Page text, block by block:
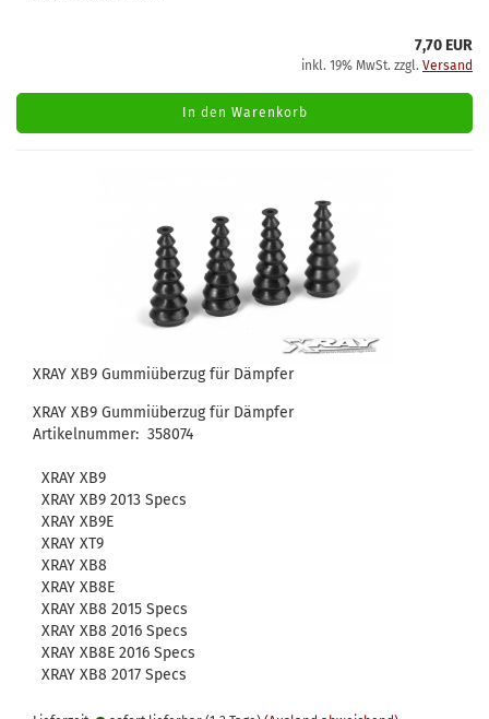
7,70 EUR
inkl. 19% MwSt. zzgl. Versand
In den Warenkorb
XRAY XB9 Gummiüberzug für Dämpfer
XRAY XB9 Gummiüberzug für Dämpfer
Artikelnummer: 358074
XRAY XB9
XRAY XB9 2013 Specs
XRAY XB9E
XRAY XT9
XRAY XB8
XRAY XB8E
XRAY XB8 2015 Specs
XRAY XB8 2016 Specs
XRAY XB8E 2016 Specs
XRAY XB8 2017 Specs